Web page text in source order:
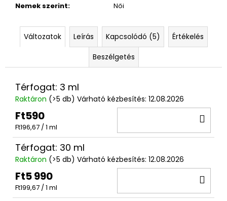
Nemek szerint: Női
Változatok Leírás Kapcsolódó (5)
Értékelés
Beszélgetés
Térfogat: 3 ml
Raktáron (>5 db) Várható kézbesítés: 12.08.2026
Ft590
Egységár:
Ft196,67 / 1 ml
Térfogat: 30 ml
Raktáron (>5 db) Várható kézbesítés: 12.08.2026
Ft5 990
Egységár:
Ft199,67 / 1 ml